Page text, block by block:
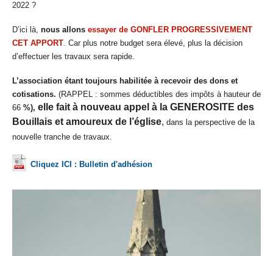
2022 ?
D’ici là, nous allons essayer de GONFLER PROGRESSIVEMENT
CET APPORT. Car plus notre budget sera élevé, plus la décision
d’effectuer les travaux sera rapide.
L’association étant toujours habilitée à recevoir des dons et
cotisations. (RAPPEL : sommes déductibles des impôts à hauteur de
66 %), elle fait à nouveau appel à la GENEROSITE des
Bouillais et amoureux de l’église, dans la perspective de la
nouvelle tranche de travaux.
Cliquez ICI : Bulletin d'adhésion